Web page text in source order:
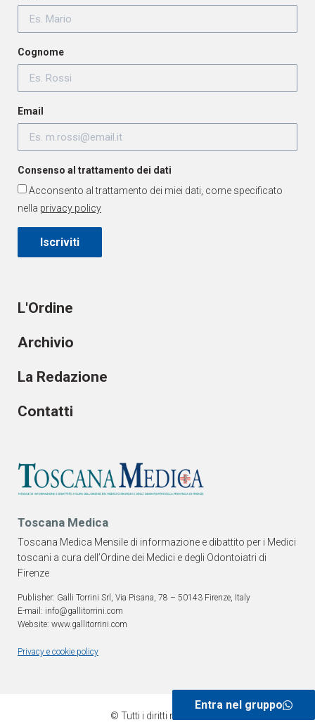
Entra nel gruppo
Toscana Medica
Toscana Medica Mensile di informazione e dibattito per i Medici
toscani a cura dell’Ordine dei Medici e degli Odontoiatri di
Firenze
Publisher: Galli Torrini Srl, Via Pisana, 78 – 50143 Firenze, Italy
E-mail: info@gallitorrini.com
Website: www.gallitorrini.com
Privacy e cookie policy
L'Ordine
Archivio
La Redazione
Contatti
Cognome
Email
Consenso al trattamento dei dati
Acconsento al trattamento dei miei dati, come specificato
nella privacy policy
Iscriviti
© Tutti i diritti riservati